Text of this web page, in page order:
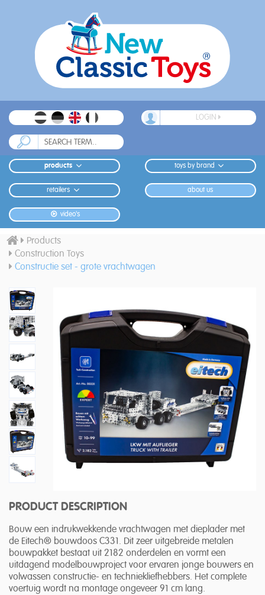
LOGIN
products toys by brand
retailers about us
video's
Products
Construction Toys
Constructie set - grote vrachtwagen
PRODUCT DESCRIPTION
Bouw een indrukwekkende vrachtwagen met dieplader met
de Eitech® bouwdoos C331. Dit zeer uitgebreide metalen
bouwpakket bestaat uit 2182 onderdelen en vormt een
uitdagend modelbouwproject voor ervaren jonge bouwers en
volwassen constructie- en techniekliefhebbers. Het complete
voertuig wordt na montage ongeveer 91 cm lang.